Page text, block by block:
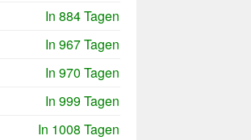
In 884 Tagen
In 967 Tagen
In 970 Tagen
In 999 Tagen
In 1008 Tagen